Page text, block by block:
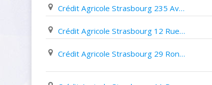
Crédit Agricole Strasbourg 235 Avenue de Colmar
Crédit Agricole Strasbourg 12 Rue Du 22 Novembre
Crédit Agricole Strasbourg 29 Rond Point de L'esplanade